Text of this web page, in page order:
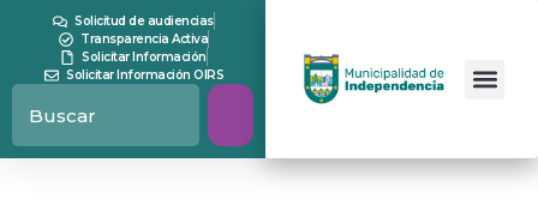
Solicitud de audiencias
Transparencia Activa
Solicitar Información
Solicitar Información OIRS